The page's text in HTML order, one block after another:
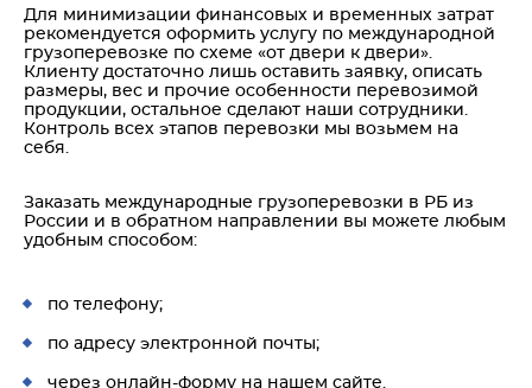
Для минимизации финансовых и временных затрат
рекомендуется оформить услугу по международной
грузоперевозке по схеме «от двери к двери».
Клиенту достаточно лишь оставить заявку, описать
размеры, вес и прочие особенности перевозимой
продукции, остальное сделают наши сотрудники.
Контроль всех этапов перевозки мы возьмем на
себя.
Заказать международные грузоперевозки в РБ из
России и в обратном направлении вы можете любым
удобным способом:
по телефону;
по адресу электронной почты;
через онлайн-форму на нашем сайте.